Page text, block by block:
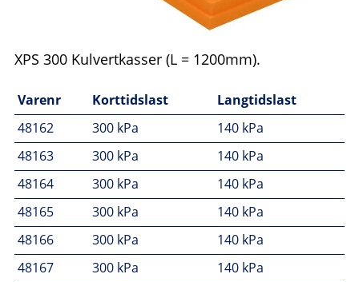
XPS 300 Kulvertkasser (L = 1200mm).
Varenr Korttidslast
Langtidslast
48162
300 kPa
140 kPa
48163
300 kPa
140 kPa
48164
300 kPa
140 kPa
48165
300 kPa
140 kPa
48166
300 kPa
140 kPa
48167
300 kPa
140 kPa